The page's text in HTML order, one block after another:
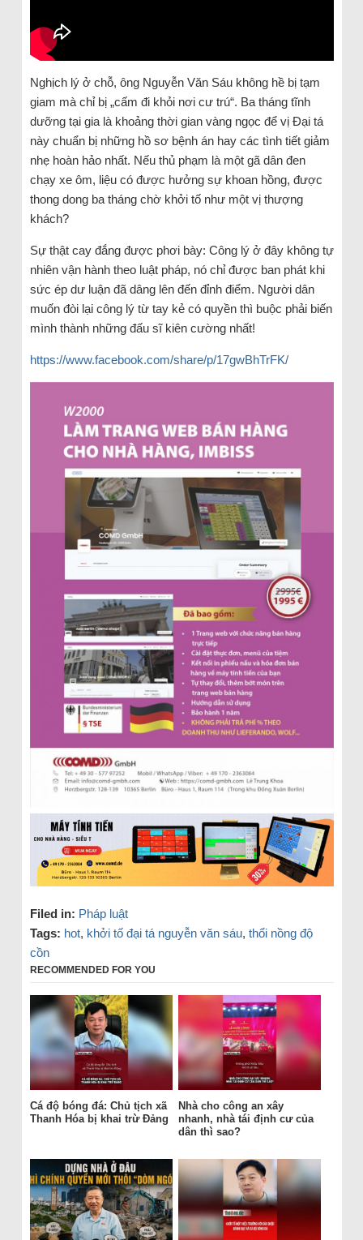
Nghịch lý ở chỗ, ông Nguyễn Văn Sáu không hề bị tạm
giam mà chỉ bị „cấm đi khỏi nơi cư trú“. Ba tháng tĩnh
dưỡng tại gia là khoảng thời gian vàng ngọc để vị Đại tá
này chuẩn bị những hồ sơ bệnh án hay các tình tiết giảm
nhẹ hoàn hảo nhất. Nếu thủ phạm là một gã dân đen
chạy xe ôm, liệu có được hưởng sự khoan hồng, được
thong dong ba tháng chờ khởi tố như một vị thượng
khách?
Sự thật cay đắng được phơi bày: Công lý ở đây không tự
nhiên vận hành theo luật pháp, nó chỉ được ban phát khi
sức ép dư luận đã dâng lên đến đỉnh điểm. Người dân
muốn đòi lại công lý từ tay kẻ có quyền thì buộc phải biến
mình thành những đấu sĩ kiên cường nhất!
https://www.facebook.com/share/p/17gwBhTrFK/
Filed in: Pháp luật
Tags: hot, khởi tố đại tá nguyễn văn sáu, thổi nồng độ
cồn
RECOMMENDED FOR YOU
Cá độ bóng đá: Chủ tịch xã
Thanh Hóa bị khai trừ Đảng
Nhà cho công an xây
nhanh, nhà tái định cư của
dân thì sao?